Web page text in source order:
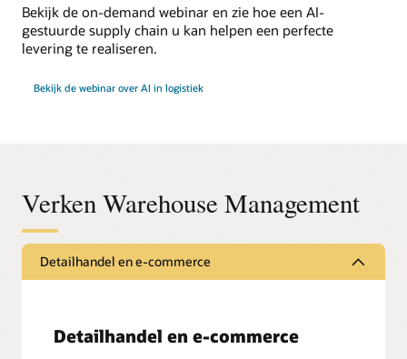
Bekijk de on-demand webinar en zie hoe een AI-
gestuurde supply chain u kan helpen een perfecte
levering te realiseren.
Bekijk de webinar over AI in logistiek
Verken Warehouse Management
Detailhandel en e-commerce
Detailhandel en e-commerce